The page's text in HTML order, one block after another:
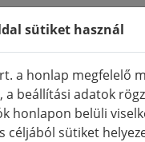
KATEGÓRIÁK
MELLÉNY
sütiket használ
a honlap megfelelő
a beállítási adatok
honlapon belüli
céljából sütiket